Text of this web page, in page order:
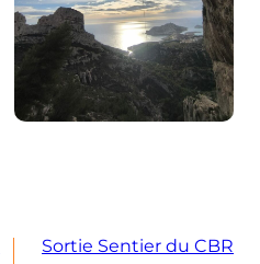
Sortie Sentier du CBR